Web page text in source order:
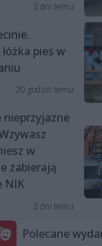
2 dni temu
pies w
20 godzin temu
nieprzyjazne
w
zabierają
NIK
2 dni temu
Polecane